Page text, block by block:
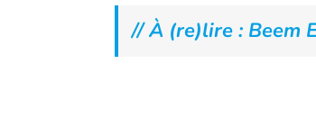
// À (re)lire : Beem